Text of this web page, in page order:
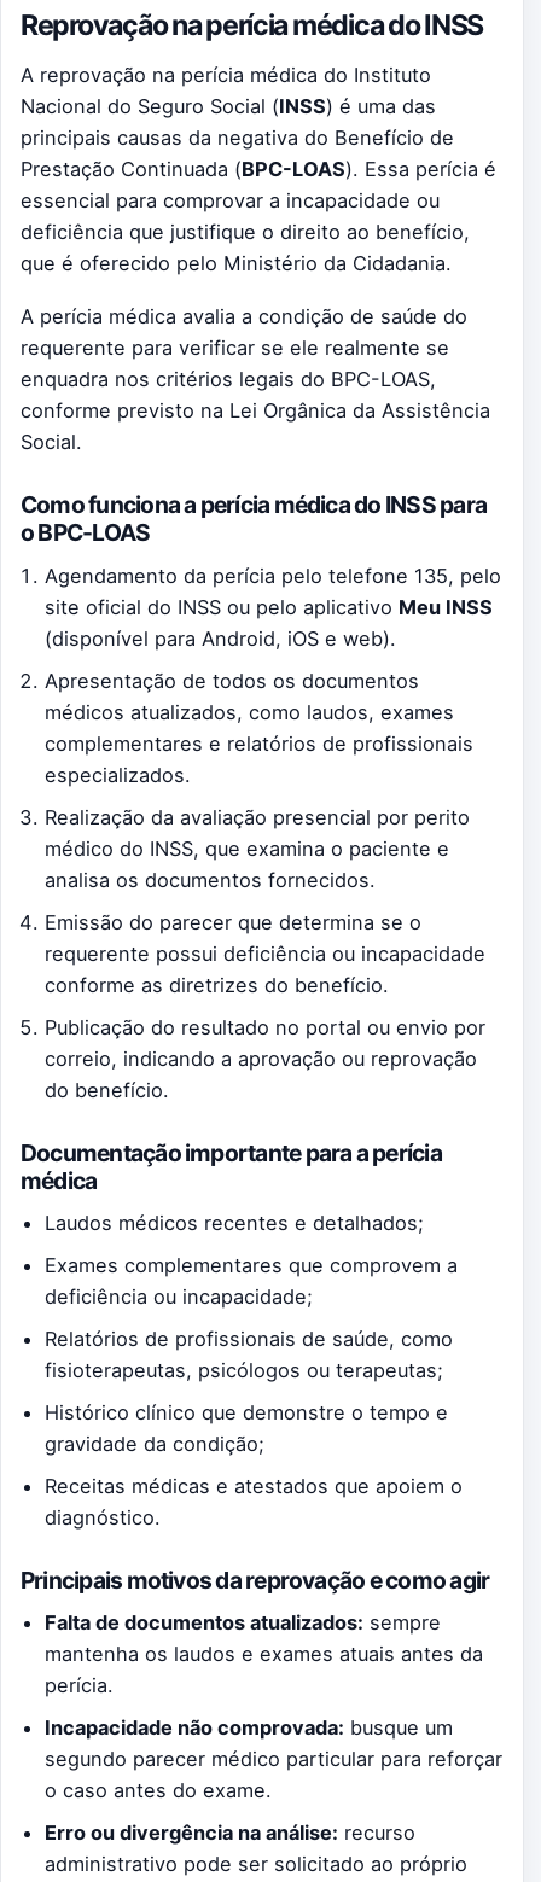
Reprovação na perícia médica do INSS
A reprovação na perícia médica do Instituto
Nacional do Seguro Social (INSS) é uma das
principais causas da negativa do Benefício de
Prestação Continuada (BPC-LOAS). Essa perícia é
essencial para comprovar a incapacidade ou
deficiência que justifique o direito ao benefício,
que é oferecido pelo Ministério da Cidadania.
A perícia médica avalia a condição de saúde do
requerente para verificar se ele realmente se
enquadra nos critérios legais do BPC-LOAS,
conforme previsto na Lei Orgânica da Assistência
Social.
Como funciona a perícia médica do INSS para
o BPC-LOAS
Agendamento da perícia pelo telefone 135, pelo
site oficial do INSS ou pelo aplicativo Meu INSS
(disponível para Android, iOS e web).
Apresentação de todos os documentos
médicos atualizados, como laudos, exames
complementares e relatórios de profissionais
especializados.
Realização da avaliação presencial por perito
médico do INSS, que examina o paciente e
analisa os documentos fornecidos.
Emissão do parecer que determina se o
requerente possui deficiência ou incapacidade
conforme as diretrizes do benefício.
Publicação do resultado no portal ou envio por
correio, indicando a aprovação ou reprovação
do benefício.
Documentação importante para a perícia
médica
Laudos médicos recentes e detalhados;
Exames complementares que comprovem a
deficiência ou incapacidade;
Relatórios de profissionais de saúde, como
fisioterapeutas, psicólogos ou terapeutas;
Histórico clínico que demonstre o tempo e
gravidade da condição;
Receitas médicas e atestados que apoiem o
diagnóstico.
Principais motivos da reprovação e como agir
Falta de documentos atualizados: sempre
mantenha os laudos e exames atuais antes da
perícia.
Incapacidade não comprovada: busque um
segundo parecer médico particular para reforçar
o caso antes do exame.
Erro ou divergência na análise: recurso
administrativo pode ser solicitado ao próprio